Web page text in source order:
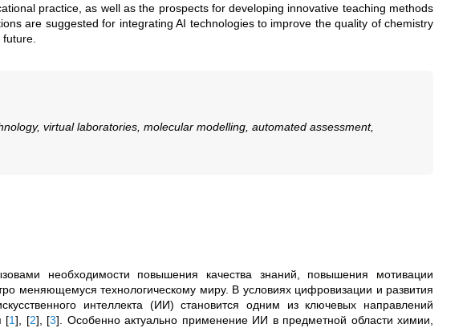
practice, as well as the prospects for developing innovative teaching methods
are suggested for integrating AI technologies to improve the quality of chemistry
virtual laboratories, molecular modelling, automated assessment,
необходимости повышения качества знаний, повышения мотивации
меняющемуся технологическому миру. В условиях цифровизации и развития
интеллекта (ИИ) становится одним из ключевых направлений
[1] [2] [3] . Особенно актуально применение ИИ в предметной области химии,